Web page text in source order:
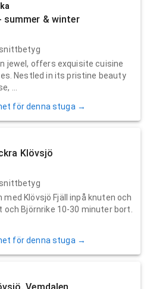
summer & winter
jewel, offers exquisite cuisine
Nestled in its pristine beauty
...
för denna stuga →
Klövsjö
Klövsjö Fjäll inpå knuten och
Björnrike 10-30 minuter bort.
för denna stuga →
Vemdalen